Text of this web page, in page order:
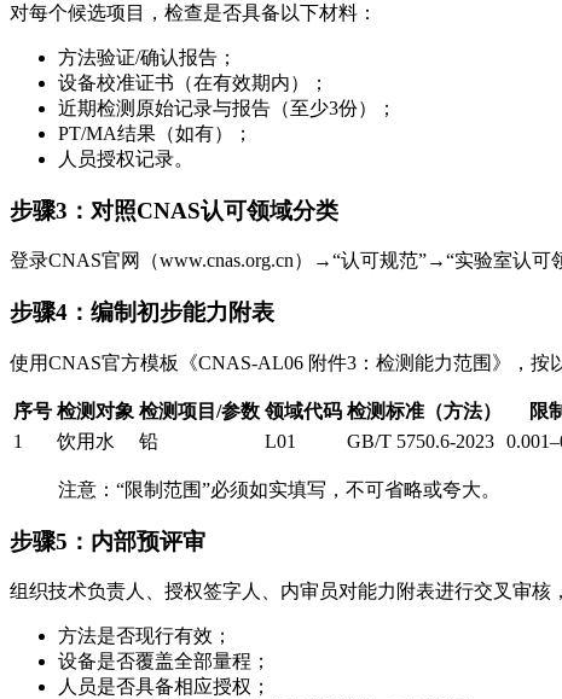
对每个候选项目，检查是否具备以下材料：
方法验证/确认报告；
设备校准证书（在有效期内）；
近期检测原始记录与报告（至少3份）；
PT/MA结果（如有）；
人员授权记录。
步骤3：对照CNAS认可领域分类
登录CNAS官网（www.cnas.org.cn）→“认可规范”→“实验室认
步骤4：编制初步能力附表
使用CNAS官方模板《CNAS-AL06 附件3：检测能力范围》，按
序号 检测对象 检测项目/参数 领域代码 检测标准（方法）
限
1
饮用水 铅 L01 GB/T 5750.6-2023
注意：“限制范围”必须如实填写，不可省略或夸大。
步骤5：内部预评审
组织技术负责人、授权签字人、内审员对能力附表进行交叉审核
方法是否现行有效；
设备是否覆盖全部量程；
人员是否具备相应授权；